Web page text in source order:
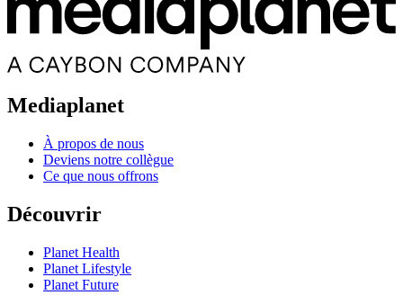
Mediaplanet
À propos de nous
Deviens notre collègue
Ce que nous offrons
Découvrir
Planet Health
Planet Lifestyle
Planet Future